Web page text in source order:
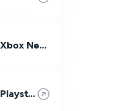
Xbox Network
Playstation Network